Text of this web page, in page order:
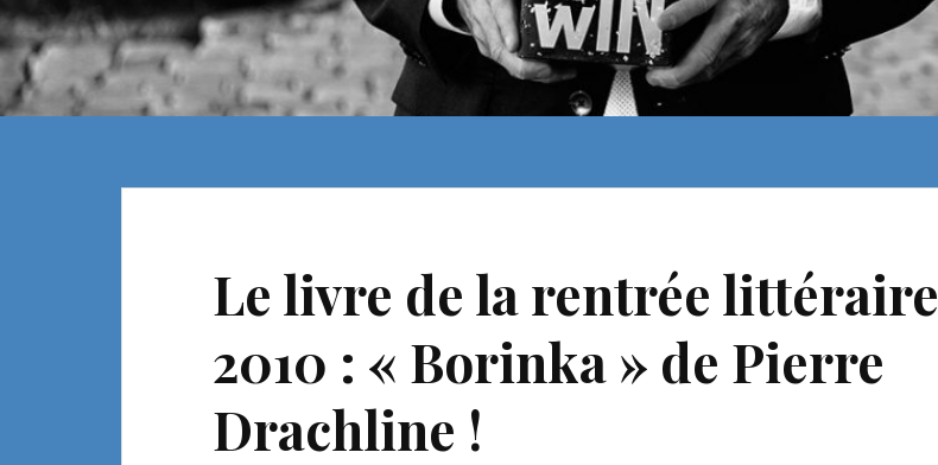
Le livre de la rentrée littéraire
2010 : « Borinka » de Pierre
Drachline !